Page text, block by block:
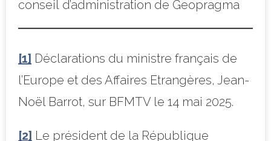
conseil d’administration de Geopragma
[1] Déclarations du ministre français de
l’Europe et des Affaires Etrangères, Jean-
Noël Barrot, sur BFMTV le 14 mai 2025.
[2] Le président de la République